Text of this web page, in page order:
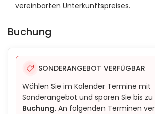
vereinbarten Unterkunftspreises.
Buchung
SONDERANGEBOT VERFÜGBAR
Wählen Sie im Kalender Termine mit
Sonderangebot und sparen Sie bis zu
Buchung. An folgenden Terminen